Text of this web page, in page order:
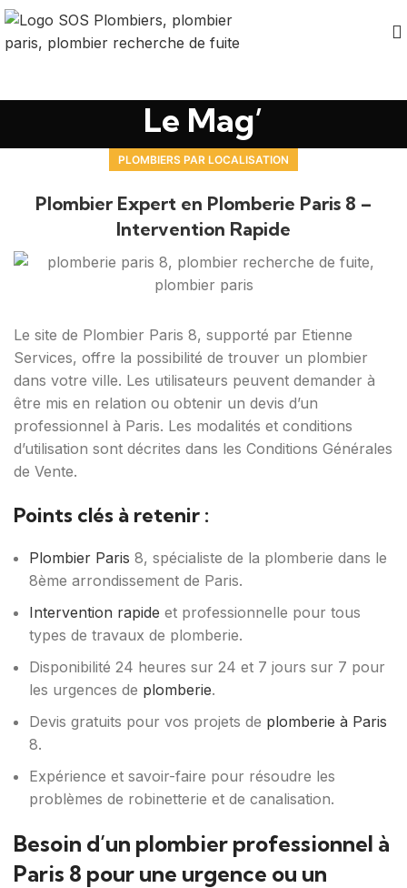
Le Mag’
PLOMBIERS PAR LOCALISATION
Plombier Expert en Plomberie Paris 8 –
Intervention Rapide
Le site de Plombier Paris 8, supporté par Etienne
Services, offre la possibilité de trouver un plombier
dans votre ville. Les utilisateurs peuvent demander à
être mis en relation ou obtenir un devis d’un
professionnel à Paris. Les modalités et conditions
d’utilisation sont décrites dans les Conditions Générales
de Vente.
Points clés à retenir :
Plombier Paris 8, spécialiste de la plomberie dans le
8ème arrondissement de Paris.
Intervention rapide et professionnelle pour tous
types de travaux de plomberie.
Disponibilité 24 heures sur 24 et 7 jours sur 7 pour
les urgences de plomberie.
Devis gratuits pour vos projets de plomberie à Paris
8.
Expérience et savoir-faire pour résoudre les
problèmes de robinetterie et de canalisation.
Besoin d’un plombier professionnel à
Paris 8 pour une urgence ou un